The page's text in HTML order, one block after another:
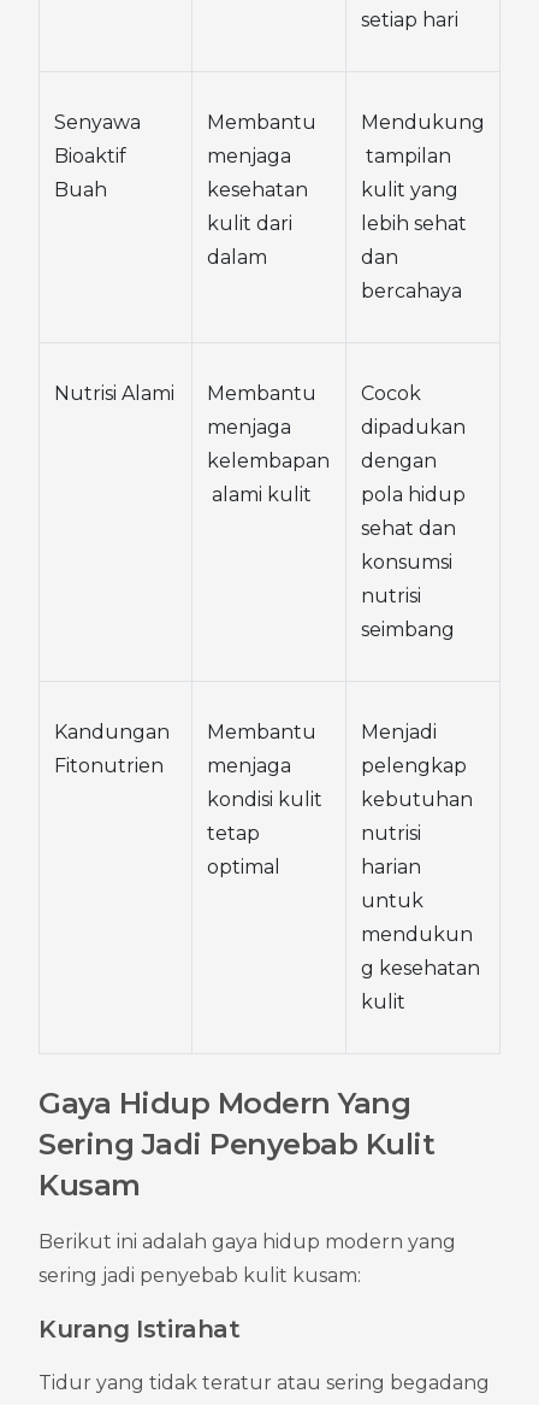
setiap hari
Senyawa
Bioaktif
Buah
Membantu
menjaga
kesehatan
kulit dari
dalam
Mendukung
tampilan
kulit yang
lebih sehat
dan
bercahaya
Nutrisi Alami
Membantu
menjaga
kelembapan
alami kulit
Cocok
dipadukan
dengan
pola hidup
sehat dan
konsumsi
nutrisi
seimbang
Kandungan
Fitonutrien
Membantu
menjaga
kondisi kulit
tetap
optimal
Menjadi
pelengkap
kebutuhan
nutrisi
harian
untuk
mendukun
g kesehatan
kulit
Gaya Hidup Modern Yang
Sering Jadi Penyebab Kulit
Kusam
Berikut ini adalah gaya hidup modern yang
sering jadi penyebab kulit kusam:
Kurang Istirahat
Tidur yang tidak teratur atau sering begadang